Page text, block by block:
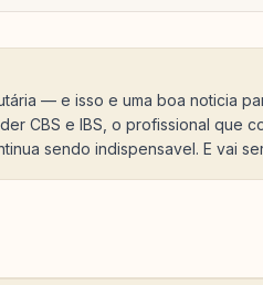
— e isso e uma boa noticia
CBS e IBS, o profissional que
sendo indispensavel. E vai